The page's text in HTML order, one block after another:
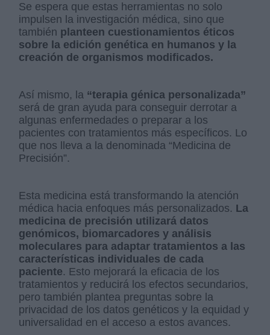
Se espera que estas herramientas no solo
impulsen la investigación médica, sino que
también planteen cuestionamientos éticos
sobre la edición genética en humanos y la
creación de organismos modificados.
Así mismo, la “terapia génica personalizada”
será de gran ayuda para conseguir derrotar a
algunas enfermedades o preparar a los
pacientes con tratamientos más específicos. Lo
que nos lleva a la denominada “Medicina de
Precisión”.
Esta medicina está transformando la atención
médica hacia enfoques más personalizados. La
medicina de precisión utilizará datos
genómicos, biomarcadores y análisis
moleculares para adaptar tratamientos a las
características individuales de cada
paciente. Esto mejorará la eficacia de los
tratamientos y reducirá los efectos secundarios,
pero también plantea preguntas sobre la
privacidad de los datos genéticos y la equidad y
universalidad en el acceso a estos avances.